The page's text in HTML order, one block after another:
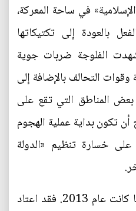
في ساحة المعركة،
بالعودة إلى تكتيكاتها
الفلوجة ضربات جوية
وقوات التحالف بالإضافة إلى
بعض المناطق التي تقع على
تكون بداية عملية الهجوم
على خسارة تنظيم «الدولة
ثانياً، لم تعد بغداد اليوم كما كانت عام 2013. فقد اعتاد